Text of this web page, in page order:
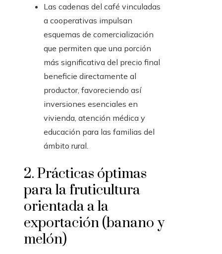
Las cadenas del café vinculadas
a cooperativas impulsan
esquemas de comercialización
que permiten que una porción
más significativa del precio final
beneficie directamente al
productor, favoreciendo así
inversiones esenciales en
vivienda, atención médica y
educación para las familias del
ámbito rural.
2. Prácticas óptimas
para la fruticultura
orientada a la
exportación (banano y
melón)